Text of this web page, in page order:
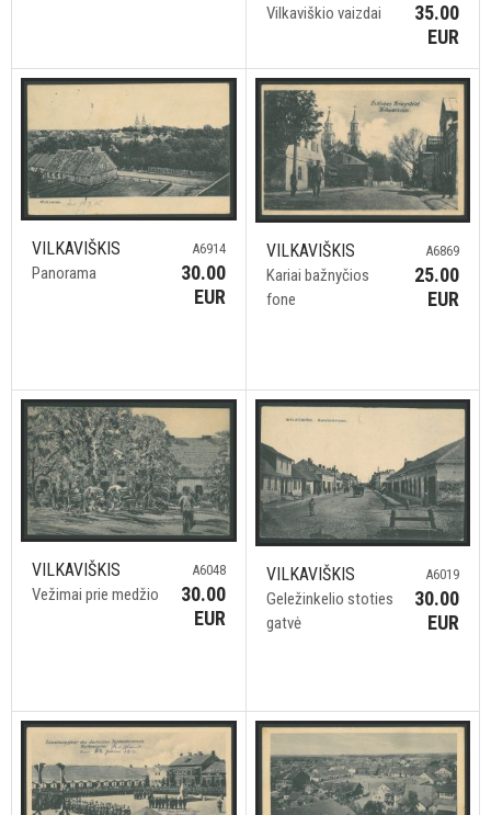
Vilkaviškio vaizdai
35.00
EUR
VILKAVIŠKIS
Panorama
A6914
30.00
EUR
VILKAVIŠKIS
Kariai bažnyčios
fone
A6869
25.00
EUR
VILKAVIŠKIS
Vežimai prie medžio
A6048
30.00
EUR
VILKAVIŠKIS
Geležinkelio stoties
gatvė
A6019
30.00
EUR